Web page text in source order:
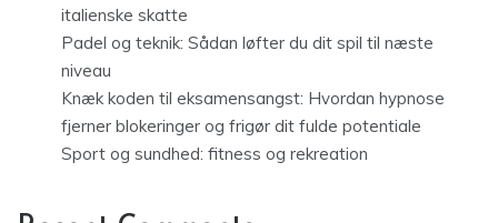
italienske skatte
Padel og teknik: Sådan løfter du dit spil til næste
niveau
Knæk koden til eksamensangst: Hvordan hypnose
fjerner blokeringer og frigør dit fulde potentiale
Sport og sundhed: fitness og rekreation